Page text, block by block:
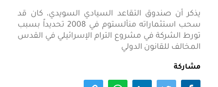
يذكر أن صندوق التقاعد السيادي السويدي، كان قد
سحب استثماراته منألستوم في 2008 تحديداً بسبب
تورط الشركة في مشروع الترام الإسرائيلي في القدس
المخالف للقانون الدولي
مشاركة